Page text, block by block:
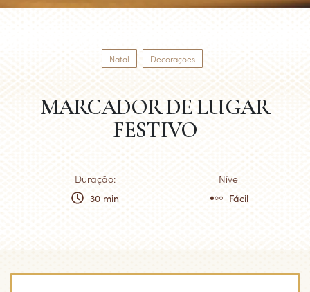
Natal Decorações
MARCADOR DE LUGAR
FESTIVO
Duração:
Nível
30 min
Fácil